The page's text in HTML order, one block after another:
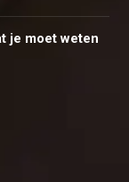
je moet weten